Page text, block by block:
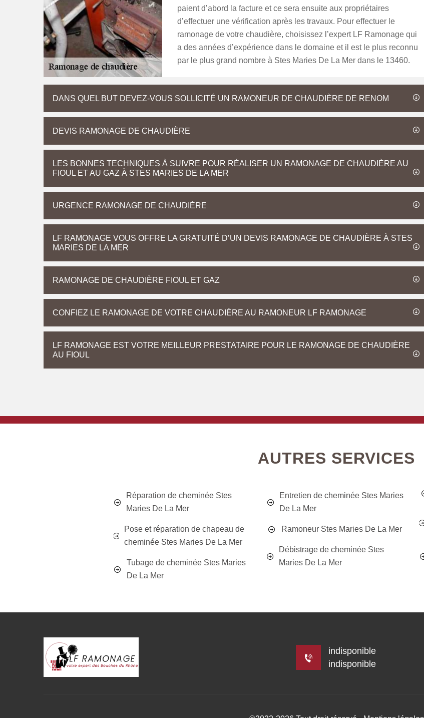
paient d’abord la facture et ce sera ensuite aux propriétaires
d’effectuer une vérification après les travaux. Pour effectuer le
ramonage de votre chaudière, choisissez l’expert LF Ramonage qui
a des années d’expérience dans le domaine et il est le plus reconnu
par le plus grand nombre à Stes Maries De La Mer dans le 13460.
DANS QUEL BUT DEVEZ-VOUS SOLLICITÉ UN RAMONEUR DE CHAUDIÈRE DE RENOM
DEVIS RAMONAGE DE CHAUDIÈRE
LES BONNES TECHNIQUES À SUIVRE POUR RÉALISER UN RAMONAGE DE CHAUDIÈRE AU
FIOUL ET AU GAZ À STES MARIES DE LA MER
URGENCE RAMONAGE DE CHAUDIÈRE
LF RAMONAGE VOUS OFFRE LA GRATUITÉ D’UN DEVIS RAMONAGE DE CHAUDIÈRE À STES
MARIES DE LA MER
RAMONAGE DE CHAUDIÈRE FIOUL ET GAZ
CONFIEZ LE RAMONAGE DE VOTRE CHAUDIÈRE AU RAMONEUR LF RAMONAGE
LF RAMONAGE EST VOTRE MEILLEUR PRESTATAIRE POUR LE RAMONAGE DE CHAUDIÈRE
AU FIOUL
AUTRES SERVICES
Réparation de cheminée Stes
Maries De La Mer
Pose et réparation de chapeau de
cheminée Stes Maries De La Mer
Tubage de cheminée Stes Maries
De La Mer
Entretien de cheminée Stes Maries
De La Mer
Ramoneur Stes Maries De La Mer
Débistrage de cheminée Stes
Maries De La Mer
indisponible
indisponible